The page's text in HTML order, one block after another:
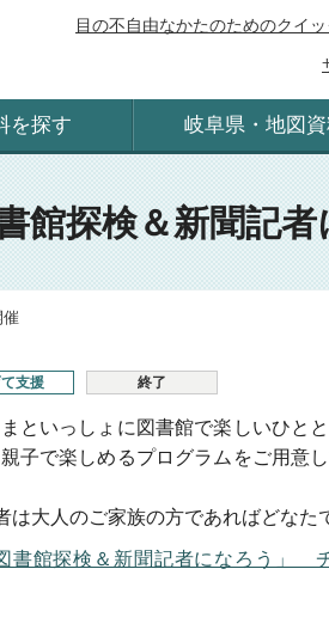
目の不自由なかたのためのクイ
を探す 岐阜県・地図
書館探検＆新聞記
催
支援 終了
といっしょに図書館で楽しいひと
子で楽しめるプログラムをご用意
は大人のご家族の方であればどなた
書館探検＆新聞記者になろう」